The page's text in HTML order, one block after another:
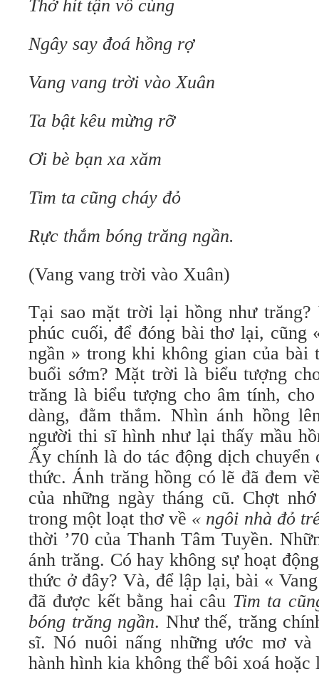
Thở hít tận vô cùng
Ngây say đoá hồng rợ
Vang vang trời vào Xuân
Ta bật kêu mừng rỡ
Ơi bè bạn xa xăm
Tim ta cũng cháy đỏ
Rực thắm bóng trăng ngần.
(Vang vang trời vào Xuân)
Tại sao mặt trời lại hồng như trăng?
phúc cuối, để đóng bài thơ lại, cũng
ngần » trong khi không gian của bài
buổi sớm? Mặt trời là biểu tượng
trăng là biểu tượng cho âm tính,
dàng, đằm thắm. Nhìn ánh hồng
người thi sĩ hình như lại thấy mầu
Ấy chính là do tác động dịch chuyển
thức. Ánh trăng hồng có lẽ đã đem
của những ngày tháng cũ. Chợt
trong một loạt thơ về « ngôi nhà đỏ
thời ’70 của Thanh Tâm Tuyền.
ánh trăng. Có hay không sự hoạt
thức ở đây? Và, để lập lại, bài «
đã được kết bằng hai câu Tim ta
bóng trăng ngần. Như thế, trăng
sĩ. Nó nuôi nấng những ước mơ
hành hình kia không thể bôi xoá hoặc